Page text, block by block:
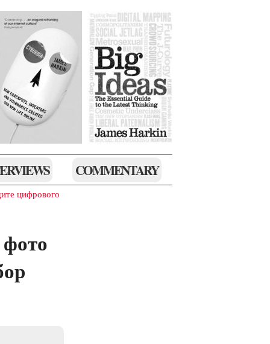
COMMENTARY
цифрового